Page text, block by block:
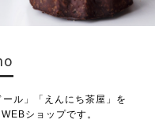
ル」「えんにち茶屋」を
ショップです。